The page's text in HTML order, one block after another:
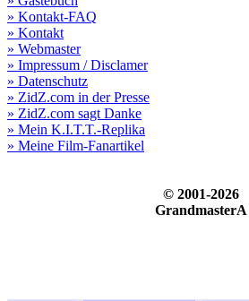
» Kontakt-FAQ
» Kontakt
» Webmaster
» Impressum / Disclamer
» Datenschutz
» ZidZ.com in der Presse
» ZidZ.com sagt Danke
» Mein K.I.T.T.-Replika
» Meine Film-Fanartikel
© 2001-2026
GrandmasterA